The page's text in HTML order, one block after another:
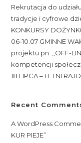
Rekrutacja do
tradycje i cyfrowe
KONKURSY
06-10.07 GMINNE
projektu pn. ,,OFF-
kompetencji
18 LIPCA – LETNI
Recent
A WordPress
KUR PIEJE”